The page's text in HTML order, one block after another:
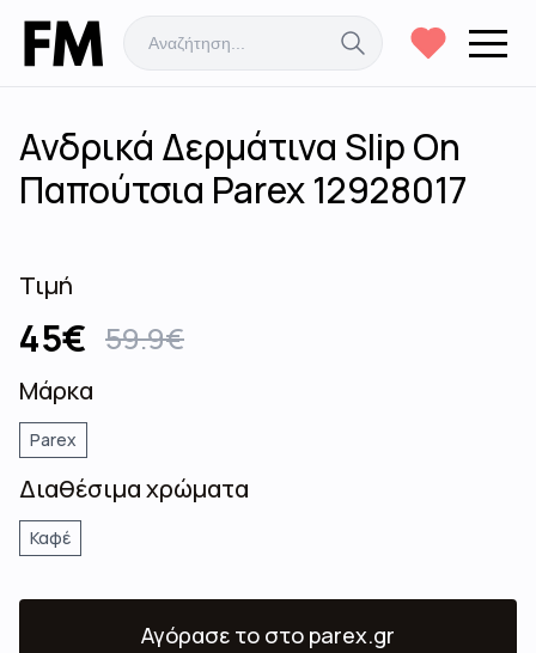
Ανδρικά Δερμάτινα Slip On
Παπούτσια Parex 12928017
Τιμή
45€ 59.9€
Μάρκα
Parex
Διαθέσιμα χρώματα
Καφέ
Αγόρασε το στο parex.gr